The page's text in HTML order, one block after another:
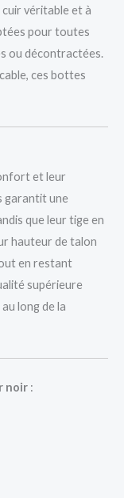
véritable et à
pour toutes
ou décontractées.
ces bottes
et leur
garantit une
que leur tige en
hauteur de talon
en restant
supérieure
long de la
noir :